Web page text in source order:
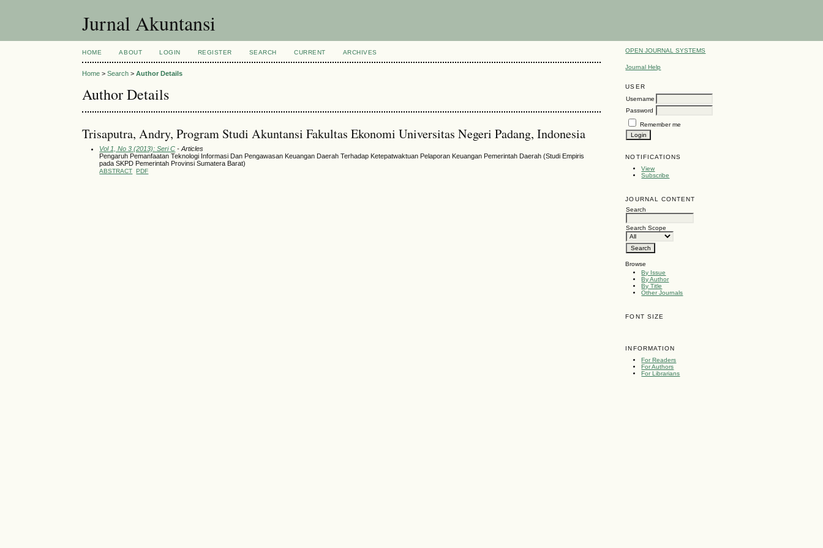
Jurnal Akuntansi
OPEN JOURNAL SYSTEMS
Journal Help
USER
Username
Password
Remember me
NOTIFICATIONS
View
Subscribe
JOURNAL CONTENT
Search
Search Scope
Browse
By Issue
By Author
By Title
Other Journals
FONT SIZE
INFORMATION
For Readers
For Authors
For Librarians
HOME ABOUT LOGIN REGISTER SEARCH CURRENT ARCHIVES
Home >Search >Author Details
Author Details
Trisaputra, Andry, Program Studi Akuntansi Fakultas Ekonomi Universitas Negeri Padang, Indonesia
Vol 1, No 3 (2013): Seri C - Articles
Pengaruh Pemanfaatan Teknologi Informasi Dan Pengawasan Keuangan Daerah Terhadap Ketepatwaktuan Pelaporan Keuangan Pemerintah Daerah (Studi Empiris
pada SKPD Pemerintah Provinsi Sumatera Barat)
ABSTRACT PDF